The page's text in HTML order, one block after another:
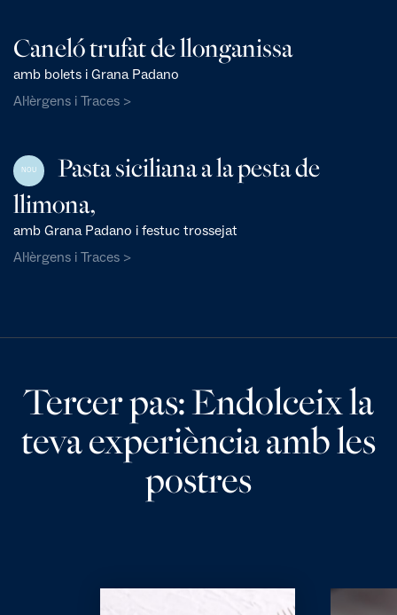
Caneló trufat de llonganissa
amb bolets i Grana Padano
Al·lèrgens i Traces >
NOU
Pasta siciliana a la pesta de
llimona,
amb Grana Padano i festuc trossejat
Al·lèrgens i Traces >
Tercer pas: Endolceix la
teva experiència amb les
postres